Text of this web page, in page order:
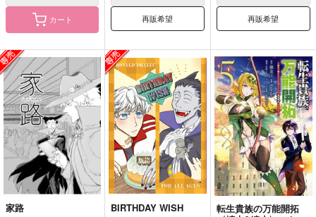
カート 再販希望 再販希望
家路
BIRTHDAY WISH
転生貴族の万能開拓